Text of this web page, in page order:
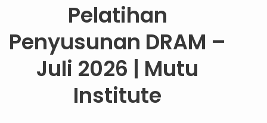
Pelatihan
Penyusunan DRAM –
Juli 2026 | Mutu
Institute